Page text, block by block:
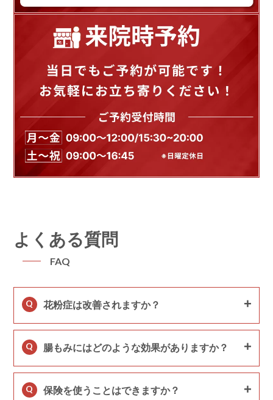
よくある質問
FAQ
Q 花粉症は改善されますか？
Q 腸もみにはどのような効果がありますか？
Q 保険を使うことはできますか？